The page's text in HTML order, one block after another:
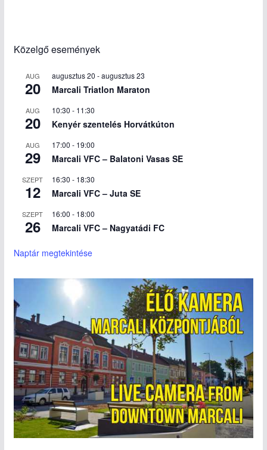
Közelgő események
AUG
20
augusztus 20 -augusztus 23
Marcali Triatlon Maraton
AUG
20
10:30 - 11:30
Kenyér szentelés Horvátkúton
AUG
29
17:00 - 19:00
Marcali VFC – Balatoni Vasas SE
SZEPT
12
16:30 - 18:30
Marcali VFC – Juta SE
SZEPT
26
16:00 - 18:00
Marcali VFC – Nagyatádi FC
Naptár megtekintése